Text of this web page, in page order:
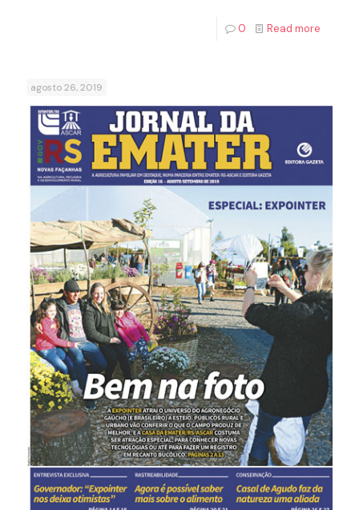
0 Read more
agosto 26, 2019